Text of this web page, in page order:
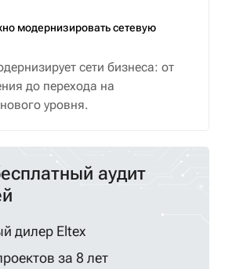
модернизировать сетевую
сети бизнеса: от
до перехода на
уровня.
аудит
дилер Eltex
за 8 лет